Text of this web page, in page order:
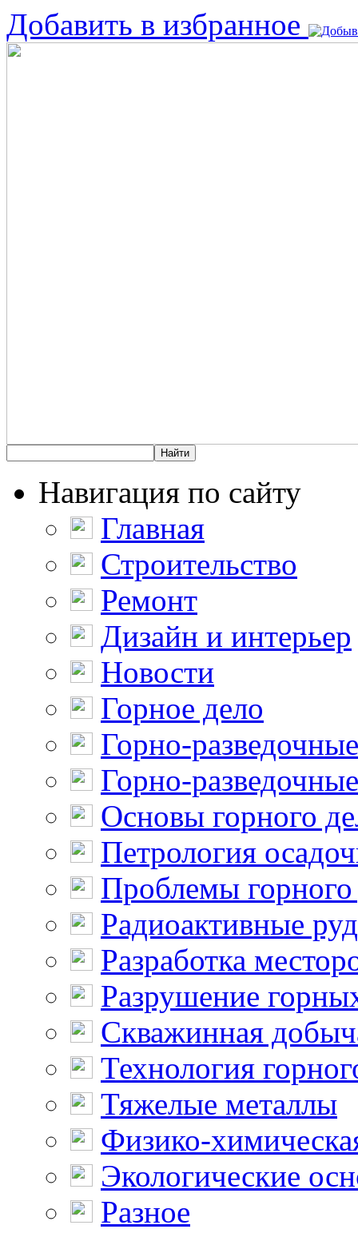
Добавить в избранное
Навигация по сайту
Главная
Строительство
Ремонт
Дизайн и интерьер
Новости
Горное дело
Горно-
Горно-
Основы горного
Петрология
Проблемы горного
Радиоактивные
Разработка
Разрушение
Скважинная
Технология
Тяжелые металлы
Физико-
Экологические
Разное